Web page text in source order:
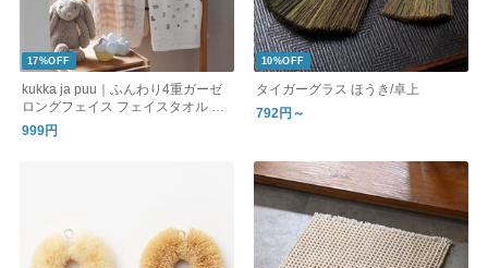
17%OFF
kukka ja puu｜ふんわり4重ガーゼ
ロングフェイス フェイスタオル ガ
ーゼタオル 33×90cm
999円
10%OFF
タイガーグラス ほうき/卓上
792円～